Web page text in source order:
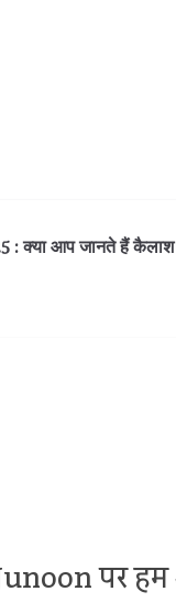
आप जानते हैं कैलाश
पर हम